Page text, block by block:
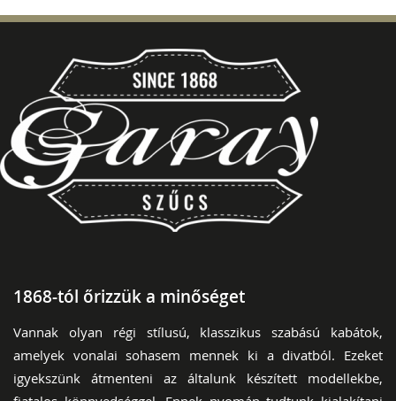
1868-tól őrizzük a minőséget
Vannak olyan régi stílusú, klasszikus szabású kabátok,
amelyek vonalai sohasem mennek ki a divatból. Ezeket
igyekszünk átmenteni az általunk készített modellekbe,